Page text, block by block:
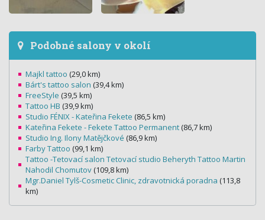
Podobné salony v okolí
Majkl tattoo (29,0 km)
Bárt's tattoo salon (39,4 km)
FreeStyle (39,5 km)
Tattoo HB (39,9 km)
Studio FÉNIX - Kateřina Fekete (86,5 km)
Kateřina Fekete - Fekete Tattoo Permanent (86,7 km)
Studio Ing. Ilony Matějčkové (86,9 km)
Farby Tattoo (99,1 km)
Tattoo -Tetovací salon Tetovací studio Beheryth Tattoo Martin
Nahodil Chomutov (109,8 km)
Mgr.Daniel Tylš-Cosmetic Clinic, zdravotnická poradna (113,8
km)